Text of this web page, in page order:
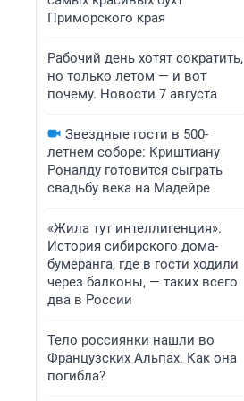
Приморского края
Рабочий день хотят сократить,
но только летом — и вот
почему. Новости 7 августа
Звездные гости в 500-
летнем соборе: Криштиану
Роналду готовится сыграть
свадьбу века на Мадейре
«Жила тут интеллигенция».
История сибирского дома-
бумеранга, где в гости ходили
через балконы, — таких всего
два в России
Тело россиянки нашли во
Французских Альпах. Как она
погибла?